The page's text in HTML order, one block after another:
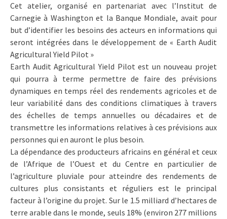
Cet atelier, organisé en partenariat avec l’Institut de
Carnegie à Washington et la Banque Mondiale, avait pour
but d’identifier les besoins des acteurs en informations qui
seront intégrées dans le développement de « Earth Audit
Agricultural Yield Pilot »
Earth Audit Agricultural Yield Pilot est un nouveau projet
qui pourra à terme permettre de faire des prévisions
dynamiques en temps réel des rendements agricoles et de
leur variabilité dans des conditions climatiques à travers
des échelles de temps annuelles ou décadaires et de
transmettre les informations relatives à ces prévisions aux
personnes qui en auront le plus besoin.
La dépendance des producteurs africains en général et ceux
de l’Afrique de l’Ouest et du Centre en particulier de
l’agriculture pluviale pour atteindre des rendements de
cultures plus consistants et réguliers est le principal
facteur à l’origine du projet. Sur le 1.5 milliard d’hectares de
terre arable dans le monde, seuls 18% (environ 277 millions